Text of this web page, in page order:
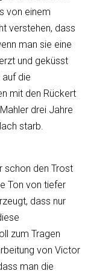
von einem
verstehen, dass
man sie eine
und geküsst
die
mit den Rückert
drei Jahre
starb.
schon den Trost
Ton von tiefer
dass nur
zum Tragen
von Victor
man die